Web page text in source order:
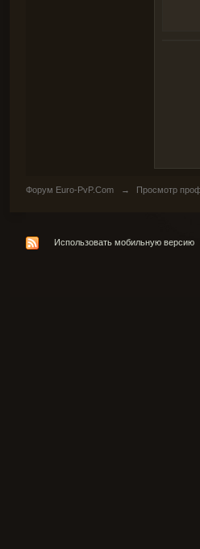
Форум Euro-PvP.Com → Просмотр
Использовать мобильную версию